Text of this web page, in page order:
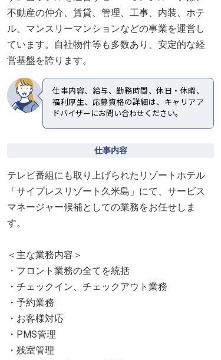
不動産の仲介、賃貸、管理、工事、内装、ホテ
ル、マンスリーマンションなどの事業を運営し
ています。自社物件等も多数あり、安定的な経
営基盤を誇ります。
仕事内容、給与、勤務時間、休日・休暇、
福利厚生、応募資格の詳細は、キャリアア
ドバイザーにお問い合わせください。
仕事内容
テレビ番組にも取り上げられたリゾートホテル
「サイプレスリゾート久米島」にて、サービス
マネージャー候補としての業務をお任せしま
す。
＜主な業務内容＞
・フロント業務の全てを統括
・チェックイン、チェックアウト業務
・予約業務
・お客様対応
・PMS管理
・残室管理